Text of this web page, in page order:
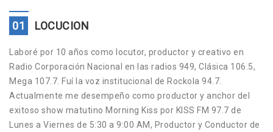
01 LOCUCION
Laboré por 10 años como locutor, productor y creativo en
Radio Corporación Nacional en las radios 949, Clásica 106.5,
Mega 107.7. Fuí la voz institucional de Rockola 94.7.
Actualmente me desempeño como productor y anchor del
exitoso show matutino Morning Kiss por KISS FM 97.7 de
Lunes a Viernes de 5:30 a 9:00 AM, Productor y Conductor de